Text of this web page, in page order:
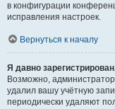
в конфигурации
исправления настроек.
Вернуться к началу
Я давно
Возможно,
удалил вашу учётную
периодически удаляют